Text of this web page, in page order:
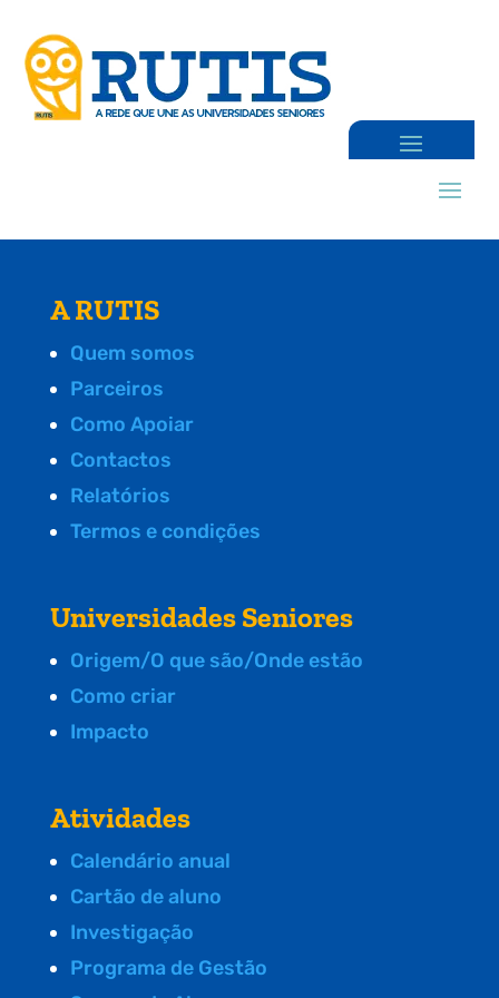
A RUTIS
Quem somos
Parceiros
Como Apoiar
Contactos
Relatórios
Termos e condições
Universidades Seniores
Origem/O que são/Onde estão
Como criar
Impacto
Atividades
Calendário anual
Cartão de aluno
Investigação
Programa de Gestão